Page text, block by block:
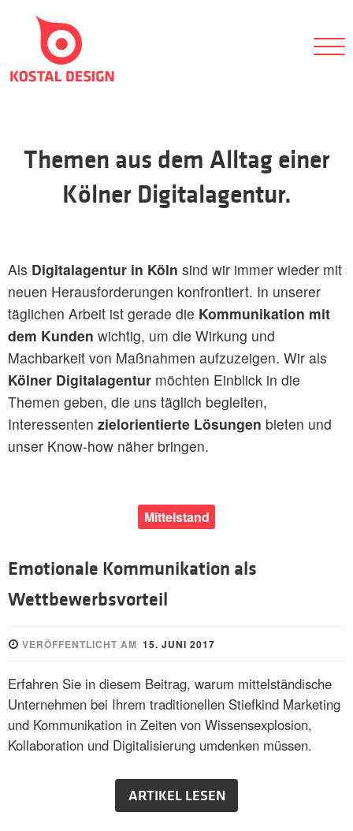
Themen aus dem Alltag einer
Kölner Digitalagentur.
Als Digitalagentur in Köln sind wir immer wieder mit
neuen Herausforderungen konfrontiert. In unserer
täglichen Arbeit ist gerade die Kommunikation mit
dem Kunden wichtig, um die Wirkung und
Machbarkeit von Maßnahmen aufzuzeigen. Wir als
Kölner Digitalagentur möchten Einblick in die
Themen geben, die uns täglich begleiten,
Interessenten zielorientierte Lösungen bieten und
unser Know-how näher bringen.
Mittelstand
Emotionale Kommunikation als
Wettbewerbsvorteil
VERÖFFENTLICHT AM 15. JUNI 2017
Erfahren Sie in diesem Beitrag, warum mittelständische
Unternehmen bei Ihrem traditionellen Stiefkind Marketing
und Kommunikation in Zeiten von Wissensexplosion,
Kollaboration und Digitalisierung umdenken müssen.
ARTIKEL LESEN